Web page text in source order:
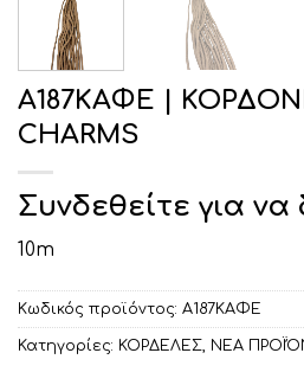
Α187ΚΑΦΕ |
CHARMS
Συνδεθείτε για να
10m
Κωδικός προϊόντος: Α187ΚΑΦΕ
Κατηγορίες: ΚΟΡΔΕΛΕΣ ΝΕΑ